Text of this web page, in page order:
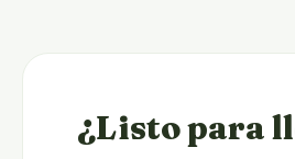
¿Listo para